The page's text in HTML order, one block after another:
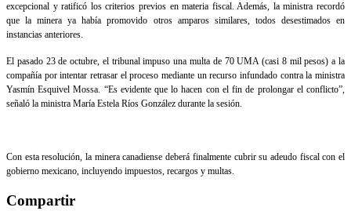
excepcional y ratificó los criterios previos en materia fiscal. Además, la ministra recordó
que la minera ya había promovido otros amparos similares, todos desestimados en
instancias anteriores.
El pasado 23 de octubre, el tribunal impuso una multa de 70 UMA (casi 8 mil pesos) a la
compañía por intentar retrasar el proceso mediante un recurso infundado contra la ministra
Yasmín Esquivel Mossa. “Es evidente que lo hacen con el fin de prolongar el conflicto”,
señaló la ministra María Estela Ríos González durante la sesión.
Con esta resolución, la minera canadiense deberá finalmente cubrir su adeudo fiscal con el
gobierno mexicano, incluyendo impuestos, recargos y multas.
Compartir